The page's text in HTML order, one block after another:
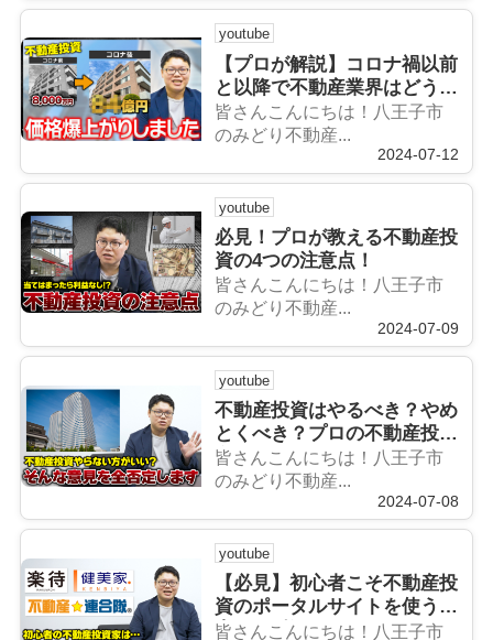
youtube
【プロが解説】コロナ禍以前
と以降で不動産業界はどう変
わった？
皆さんこんにちは！八王子市
のみどり不動産...
2024-07-12
youtube
必見！プロが教える不動産投
資の4つの注意点！
皆さんこんにちは！八王子市
のみどり不動産...
2024-07-09
youtube
不動産投資はやるべき？やめ
とくべき？プロの不動産投資
家が教えます
皆さんこんにちは！八王子市
のみどり不動産...
2024-07-08
youtube
【必見】初心者こそ不動産投
資のポータルサイトを使う理
由を3つ教えます
皆さんこんにちは！八王子市